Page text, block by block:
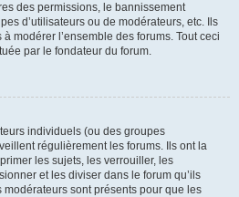
des permissions, le bannissement
d’utilisateurs ou de modérateurs, etc. Ils
modérer l’ensemble des forums. Tout ceci
par le fondateur du forum.
individuels (ou des groupes
régulièrement les forums. Ils ont la
les sujets, les verrouiller, les
et les diviser dans le forum qu’ils
sont présents pour que les